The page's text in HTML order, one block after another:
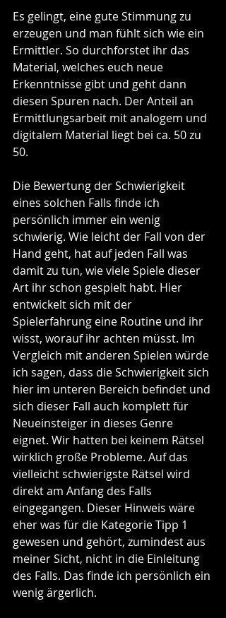
Es gelingt, eine gute Stimmung zu
erzeugen und man fühlt sich wie ein
Ermittler. So durchforstet ihr das
Material, welches euch neue
Erkenntnisse gibt und geht dann
diesen Spuren nach. Der Anteil an
Ermittlungsarbeit mit analogem und
digitalem Material liegt bei ca. 50 zu
50.
Die Bewertung der Schwierigkeit
eines solchen Falls finde ich
persönlich immer ein wenig
schwierig. Wie leicht der Fall von der
Hand geht, hat auf jeden Fall was
damit zu tun, wie viele Spiele dieser
Art ihr schon gespielt habt. Hier
entwickelt sich mit der
Spielerfahrung eine Routine und ihr
wisst, worauf ihr achten müsst. Im
Vergleich mit anderen Spielen würde
ich sagen, dass die Schwierigkeit sich
hier im unteren Bereich befindet und
sich dieser Fall auch komplett für
Neueinsteiger in dieses Genre
eignet. Wir hatten bei keinem Rätsel
wirklich große Probleme. Auf das
vielleicht schwierigste Rätsel wird
direkt am Anfang des Falls
eingegangen. Dieser Hinweis wäre
eher was für die Kategorie Tipp 1
gewesen und gehört, zumindest aus
meiner Sicht, nicht in die Einleitung
des Falls. Das finde ich persönlich ein
wenig ärgerlich.